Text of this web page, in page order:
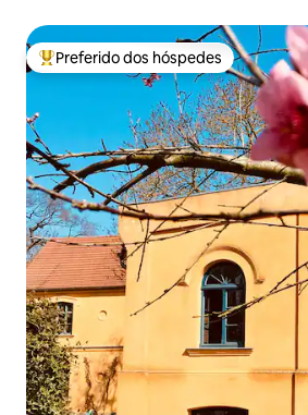
Entre os melhores preferidos dos
Preferido dos hóspedes